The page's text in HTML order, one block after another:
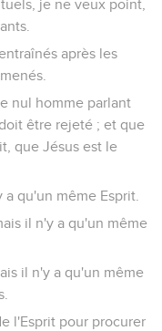
je ne veux point,
après les
nul homme parlant
être rejeté ; et que
que Jésus est le
qu'un même Esprit.
il n'y a qu'un même
il n'y a qu'un même
l'Esprit pour procurer